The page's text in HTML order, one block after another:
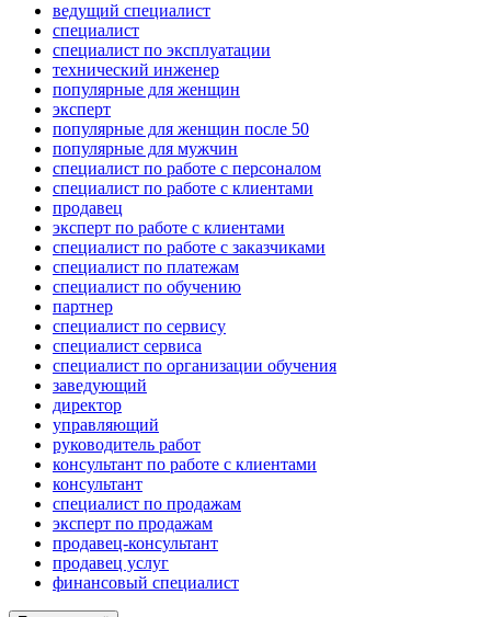
ведущий специалист
специалист
специалист по эксплуатации
технический инженер
популярные для женщин
эксперт
популярные для женщин после 50
популярные для мужчин
специалист по работе с персоналом
специалист по работе с клиентами
продавец
эксперт по работе с клиентами
специалист по работе с заказчиками
специалист по платежам
специалист по обучению
партнер
специалист по сервису
специалист сервиса
специалист по организации обучения
заведующий
директор
управляющий
руководитель работ
консультант по работе с клиентами
консультант
специалист по продажам
эксперт по продажам
продавец-консультант
продавец услуг
финансовый специалист